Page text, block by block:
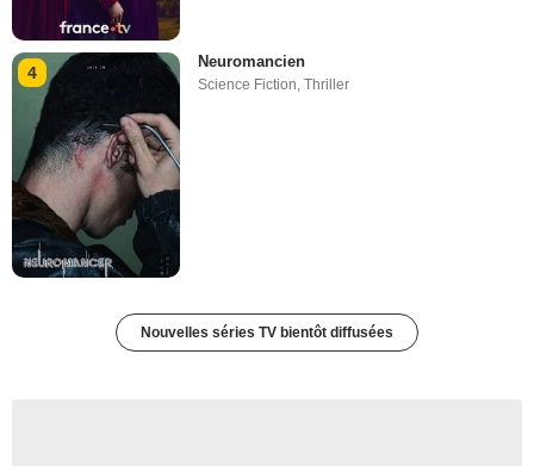
4
Neuromancien
Science Fiction,Thriller
Nouvelles séries TV bientôt diffusées